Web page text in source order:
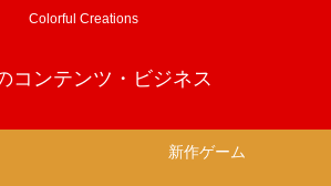
Colorful Creations
コンテンツ・ビジネス
新作ゲーム